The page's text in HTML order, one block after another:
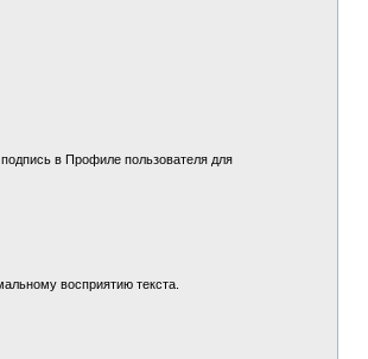
в Профиле пользователя для
восприятию текста.